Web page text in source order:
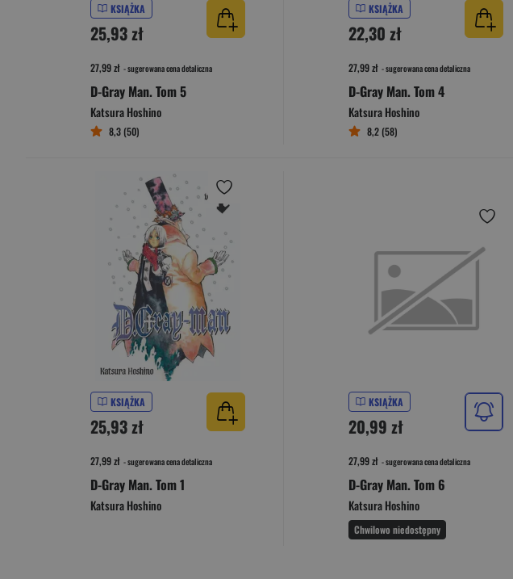
KSIĄŻKA
25,93 zł
27,99 zł - sugerowana cena detaliczna
D-Gray Man. Tom 5
Katsura Hoshino
8,3 (50)
KSIĄŻKA
22,30 zł
27,99 zł - sugerowana cena detaliczna
D-Gray Man. Tom 4
Katsura Hoshino
8,2 (58)
KSIĄŻKA
25,93 zł
27,99 zł - sugerowana cena detaliczna
D-Gray Man. Tom 1
Katsura Hoshino
KSIĄŻKA
20,99 zł
27,99 zł - sugerowana cena detaliczna
D-Gray Man. Tom 6
Katsura Hoshino
Chwilowo niedostępny